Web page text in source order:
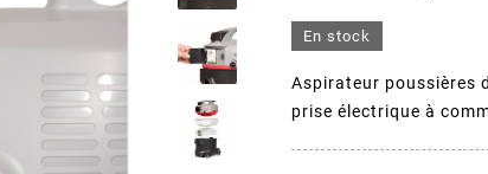
En stock
Aspirateur poussières
prise électrique à